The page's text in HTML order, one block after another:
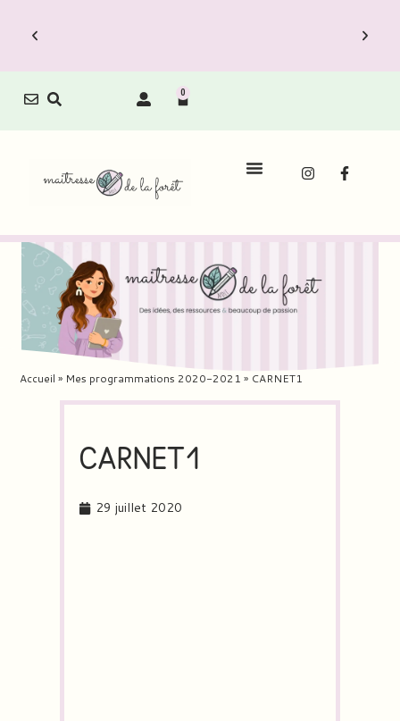
0
Accueil » Mes programmations 2020-2021 » CARNET1
CARNET1
29 juillet 2020